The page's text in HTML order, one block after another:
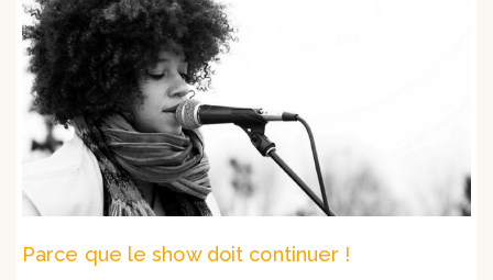
Parce que le show doit continuer !